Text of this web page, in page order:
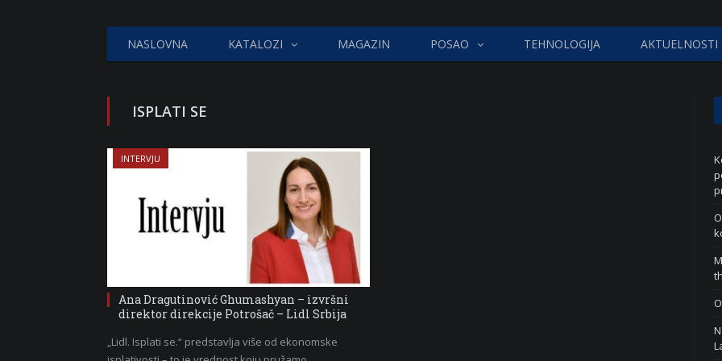
NASLOVNA KATALOZI MAGAZIN POSAO TEHNOLOGIJA AKTUELNOSTI
ISPLATI SE
INTERVJU
Ana Dragutinović Ghumashyan – izvršni
direktor direkcije Potrošač – Lidl Srbija
„Lidl. Isplati se.“ predstavlja više od ekonomske